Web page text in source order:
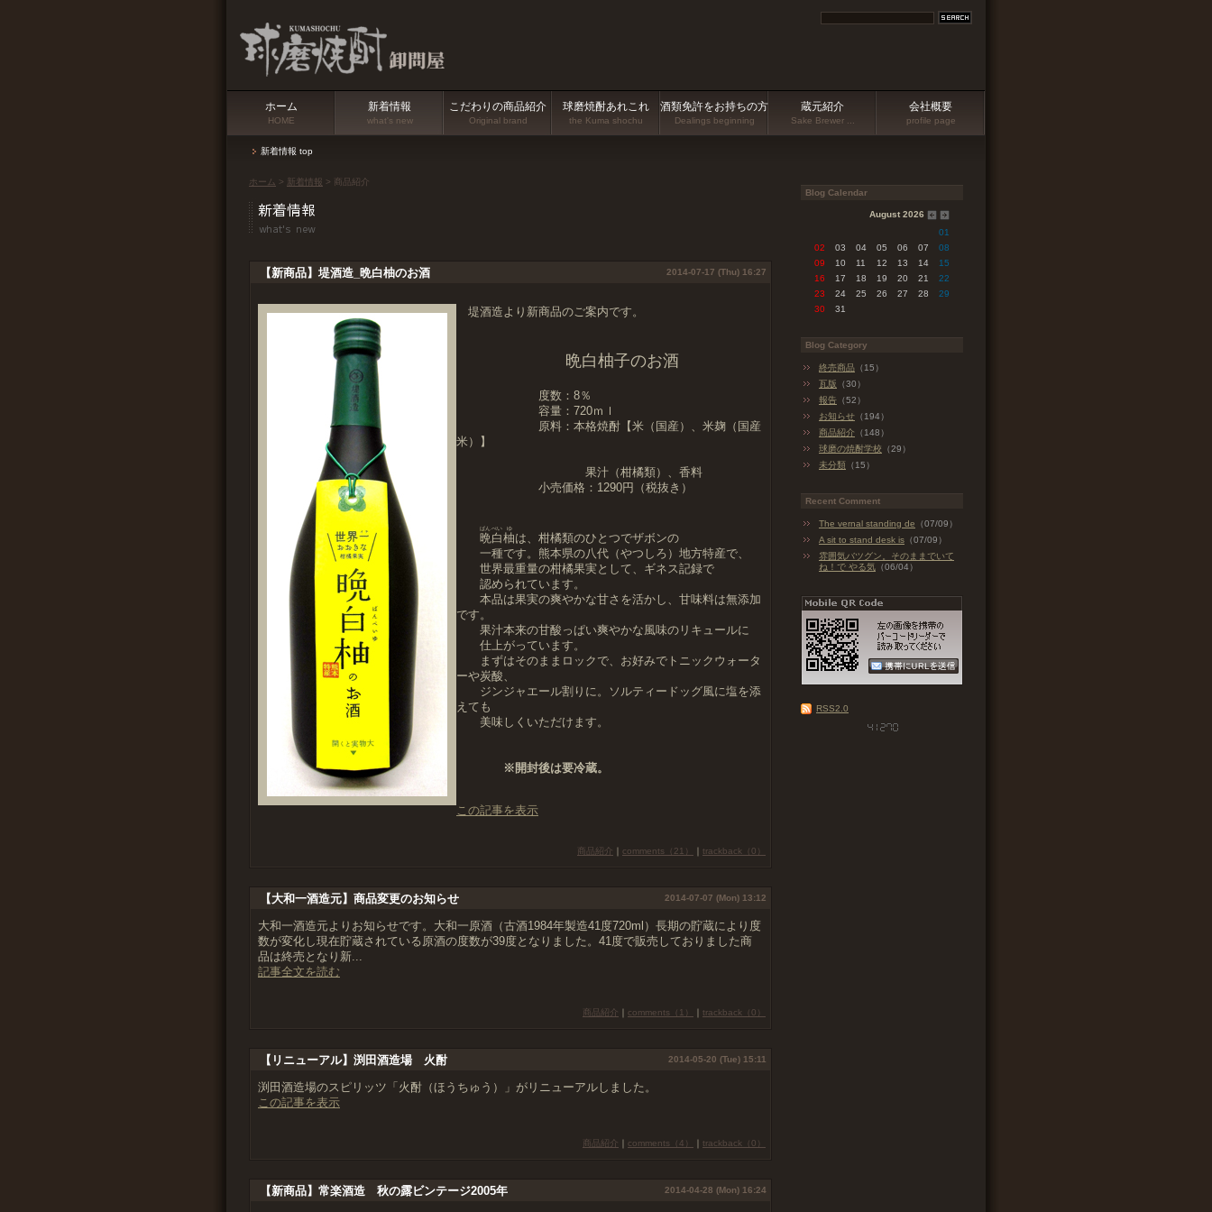
ホーム
HOME
新着情報
what's new
こだわりの商品紹介
Original brand
球磨焼酎あれこれ
the Kuma shochu
酒類免許をお持ちの方
Dealings beginning
蔵元紹介
Sake Brewer ...
会社概要
profile page
新着情報 top
ホーム > 新着情報 > 商品紹介
【新商品】堤酒造_晩白柚のお酒 2014-07-17 (Thu) 16:27
堤酒造より新商品のご案内です。
晩白柚子のお酒
度数：8％
容量：720ｍｌ
原料：本格焼酎【米（国産）、米麹（国産
米）】
果汁（柑橘類）、香料
小売価格：1290円（税抜き）
晩
ばん
白
ぺい
柚
ゆ
は、柑橘類のひとつでザボンの
一種です。熊本県の八代（やつしろ）地方特産で、
世界最重量の柑橘果実として、ギネス記録で
認められています。
本品は果実の爽やかな甘さを活かし、甘味料は無添加
です。
果汁本来の甘酸っぱい爽やかな風味のリキュールに
仕上がっています。
まずはそのままロックで、お好みでトニックウォータ
ーや炭酸、
ジンジャエール割りに。ソルティードッグ風に塩を添
えても
美味しくいただけます。
※開封後は要冷蔵。
この記事を表示
商品紹介 ｜ comments（21） ｜ trackback（0）
【大和一酒造元】商品変更のお知らせ 2014-07-07 (Mon) 13:12
大和一酒造元よりお知らせです。大和一原酒（古酒1984年製造41度720ml）長期の貯蔵により度
数が変化し現在貯蔵されている原酒の度数が39度となりました。41度で販売しておりました商
品は終売となり新...
記事全文を読む
商品紹介 ｜ comments（1） ｜ trackback（0）
【リニューアル】渕田酒造場 火酎 2014-05-20 (Tue) 15:11
渕田酒造場のスピリッツ「火酎（ほうちゅう）」がリニューアルしました。
この記事を表示
商品紹介 ｜ comments（4） ｜ trackback（0）
【新商品】常楽酒造 秋の露ビンテージ2005年 2014-04-28 (Mon) 16:24
Blog Calendar
August 2026
01
02
03 04 05 06 07
08
09
10 11 12 13 14
15
16
17 18 19 20 21
22
23
24 25 26 27 28
29
30
31
Blog Category
終売商品 （15）
瓦版 （30）
報告 （52）
お知らせ （194）
商品紹介 （148）
球磨の焼酎学校 （29）
未分類 （15）
Recent Comment
The vernal standing de （07/09）
A sit to stand desk is （07/09）
雰囲気バツグン。そのままでいて
ね！で やる気 （06/04）
RSS2.0